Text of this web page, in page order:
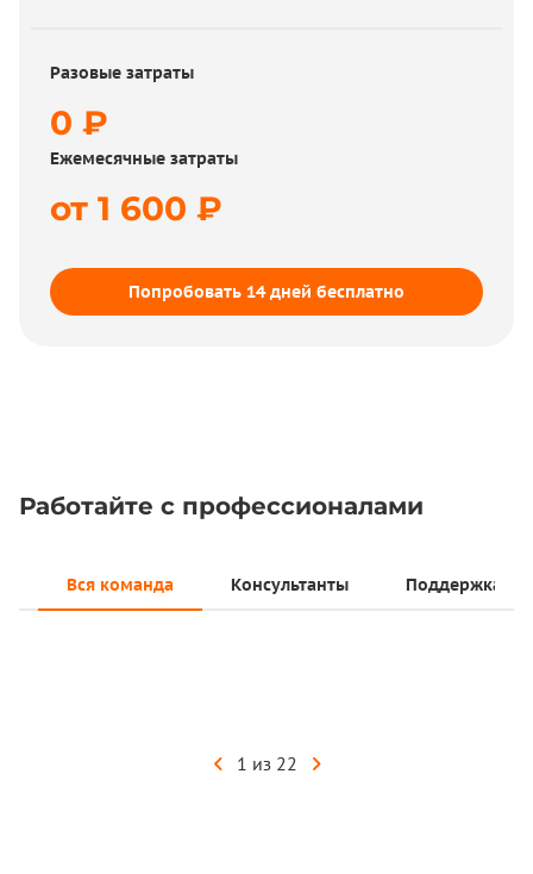
Разовые затраты
0 ₽
Ежемесячные затраты
от 1 600 ₽
Попробовать 14 дней бесплатно
Тестовый период:
Разовые затраты
32 200 ₽
5 700 ₽
Работайте с профессионалами
Вся команда Консультанты Поддержка
1 из 22